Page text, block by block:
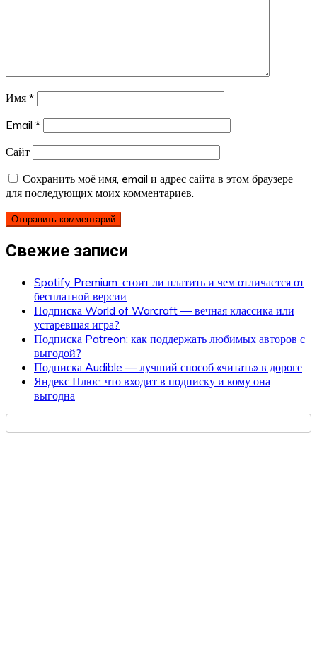
Имя *
Email *
Сайт
Сохранить моё имя, email и адрес сайта в этом браузере
для последующих моих комментариев.
Свежие записи
Spotify Premium: стоит ли платить и чем отличается от
бесплатной версии
Подписка World of Warcraft — вечная классика или
устаревшая игра?
Подписка Patreon: как поддержать любимых авторов с
выгодой?
Подписка Audible — лучший способ «читать» в дороге
Яндекс Плюс: что входит в подписку и кому она
выгодна